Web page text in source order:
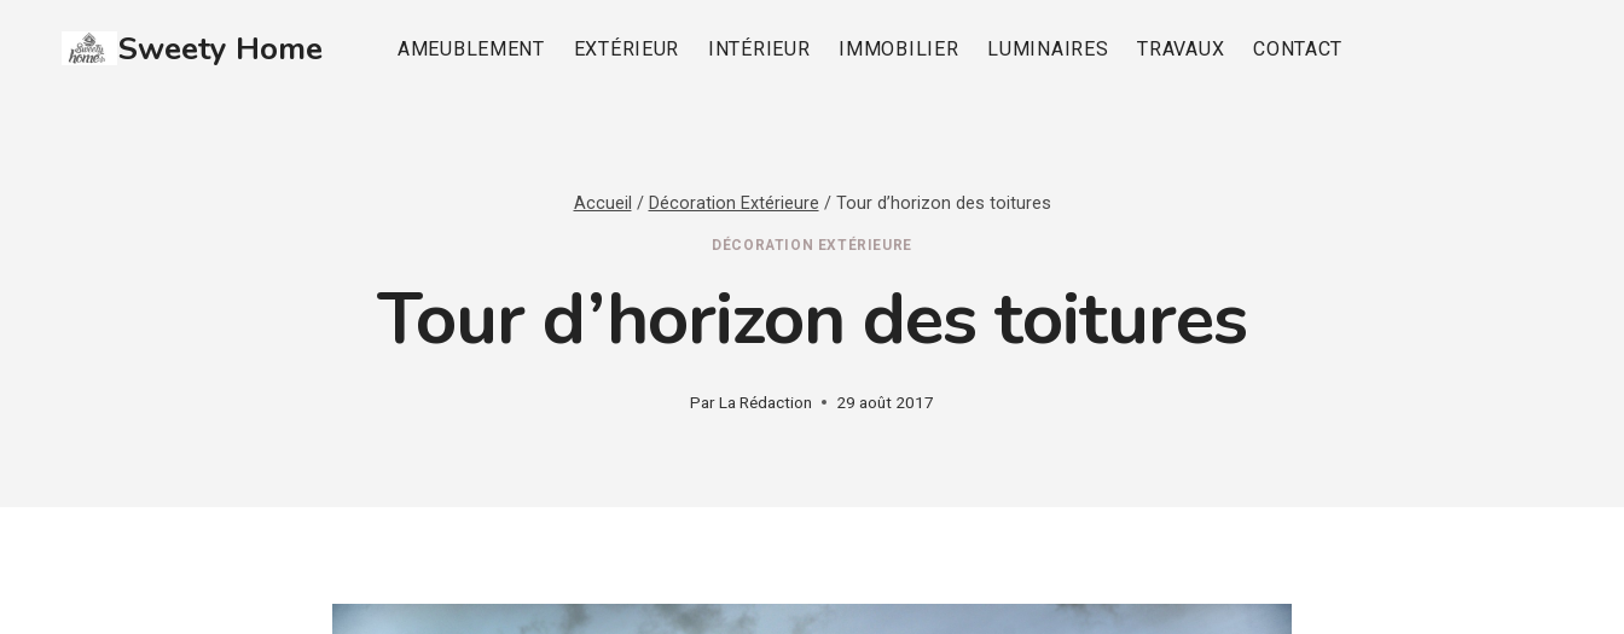
Sweety Home AMEUBLEMENT EXTÉRIEUR INTÉRIEUR IMMOBILIER LUMINAIRES TRAVAUX CONTACT
Accueil / Décoration Extérieure / Tour d’horizon des toitures
DÉCORATION EXTÉRIEURE
Tour d’horizon des toitures
ParLa Rédaction 29 août 2017